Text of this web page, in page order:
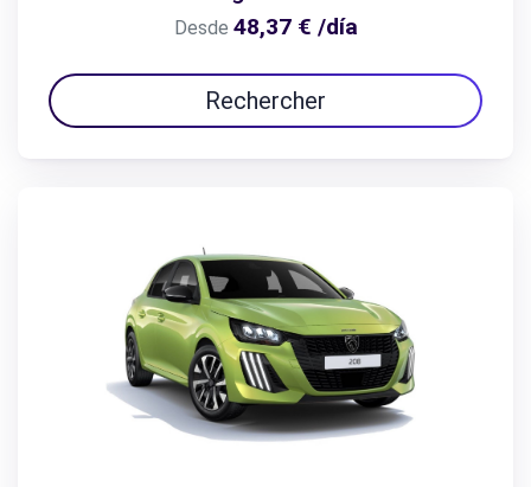
Desde 48,37 € /día
Rechercher